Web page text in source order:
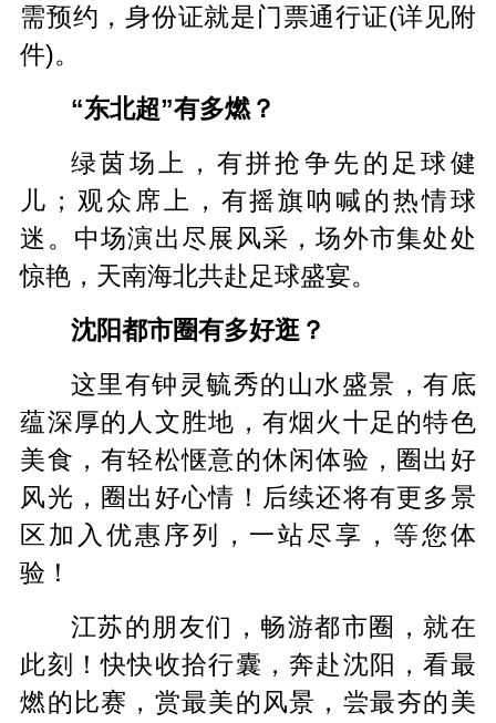
需预约，身份证就是门票通行证(详见附
件)。
“东北超”有多燃？
绿茵场上，有拼抢争先的足球健
儿；观众席上，有摇旗呐喊的热情球
迷。中场演出尽展风采，场外市集处处
惊艳，天南海北共赴足球盛宴。
沈阳都市圈有多好逛？
这里有钟灵毓秀的山水盛景，有底
蕴深厚的人文胜地，有烟火十足的特色
美食，有轻松惬意的休闲体验，圈出好
风光，圈出好心情！后续还将有更多景
区加入优惠序列，一站尽享，等您体
验！
江苏的朋友们，畅游都市圈，就在
此刻！快快收拾行囊，奔赴沈阳，看最
燃的比赛，赏最美的风景，尝最夯的美